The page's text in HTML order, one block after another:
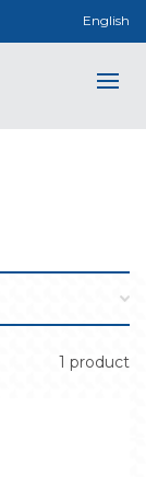
English
1 product